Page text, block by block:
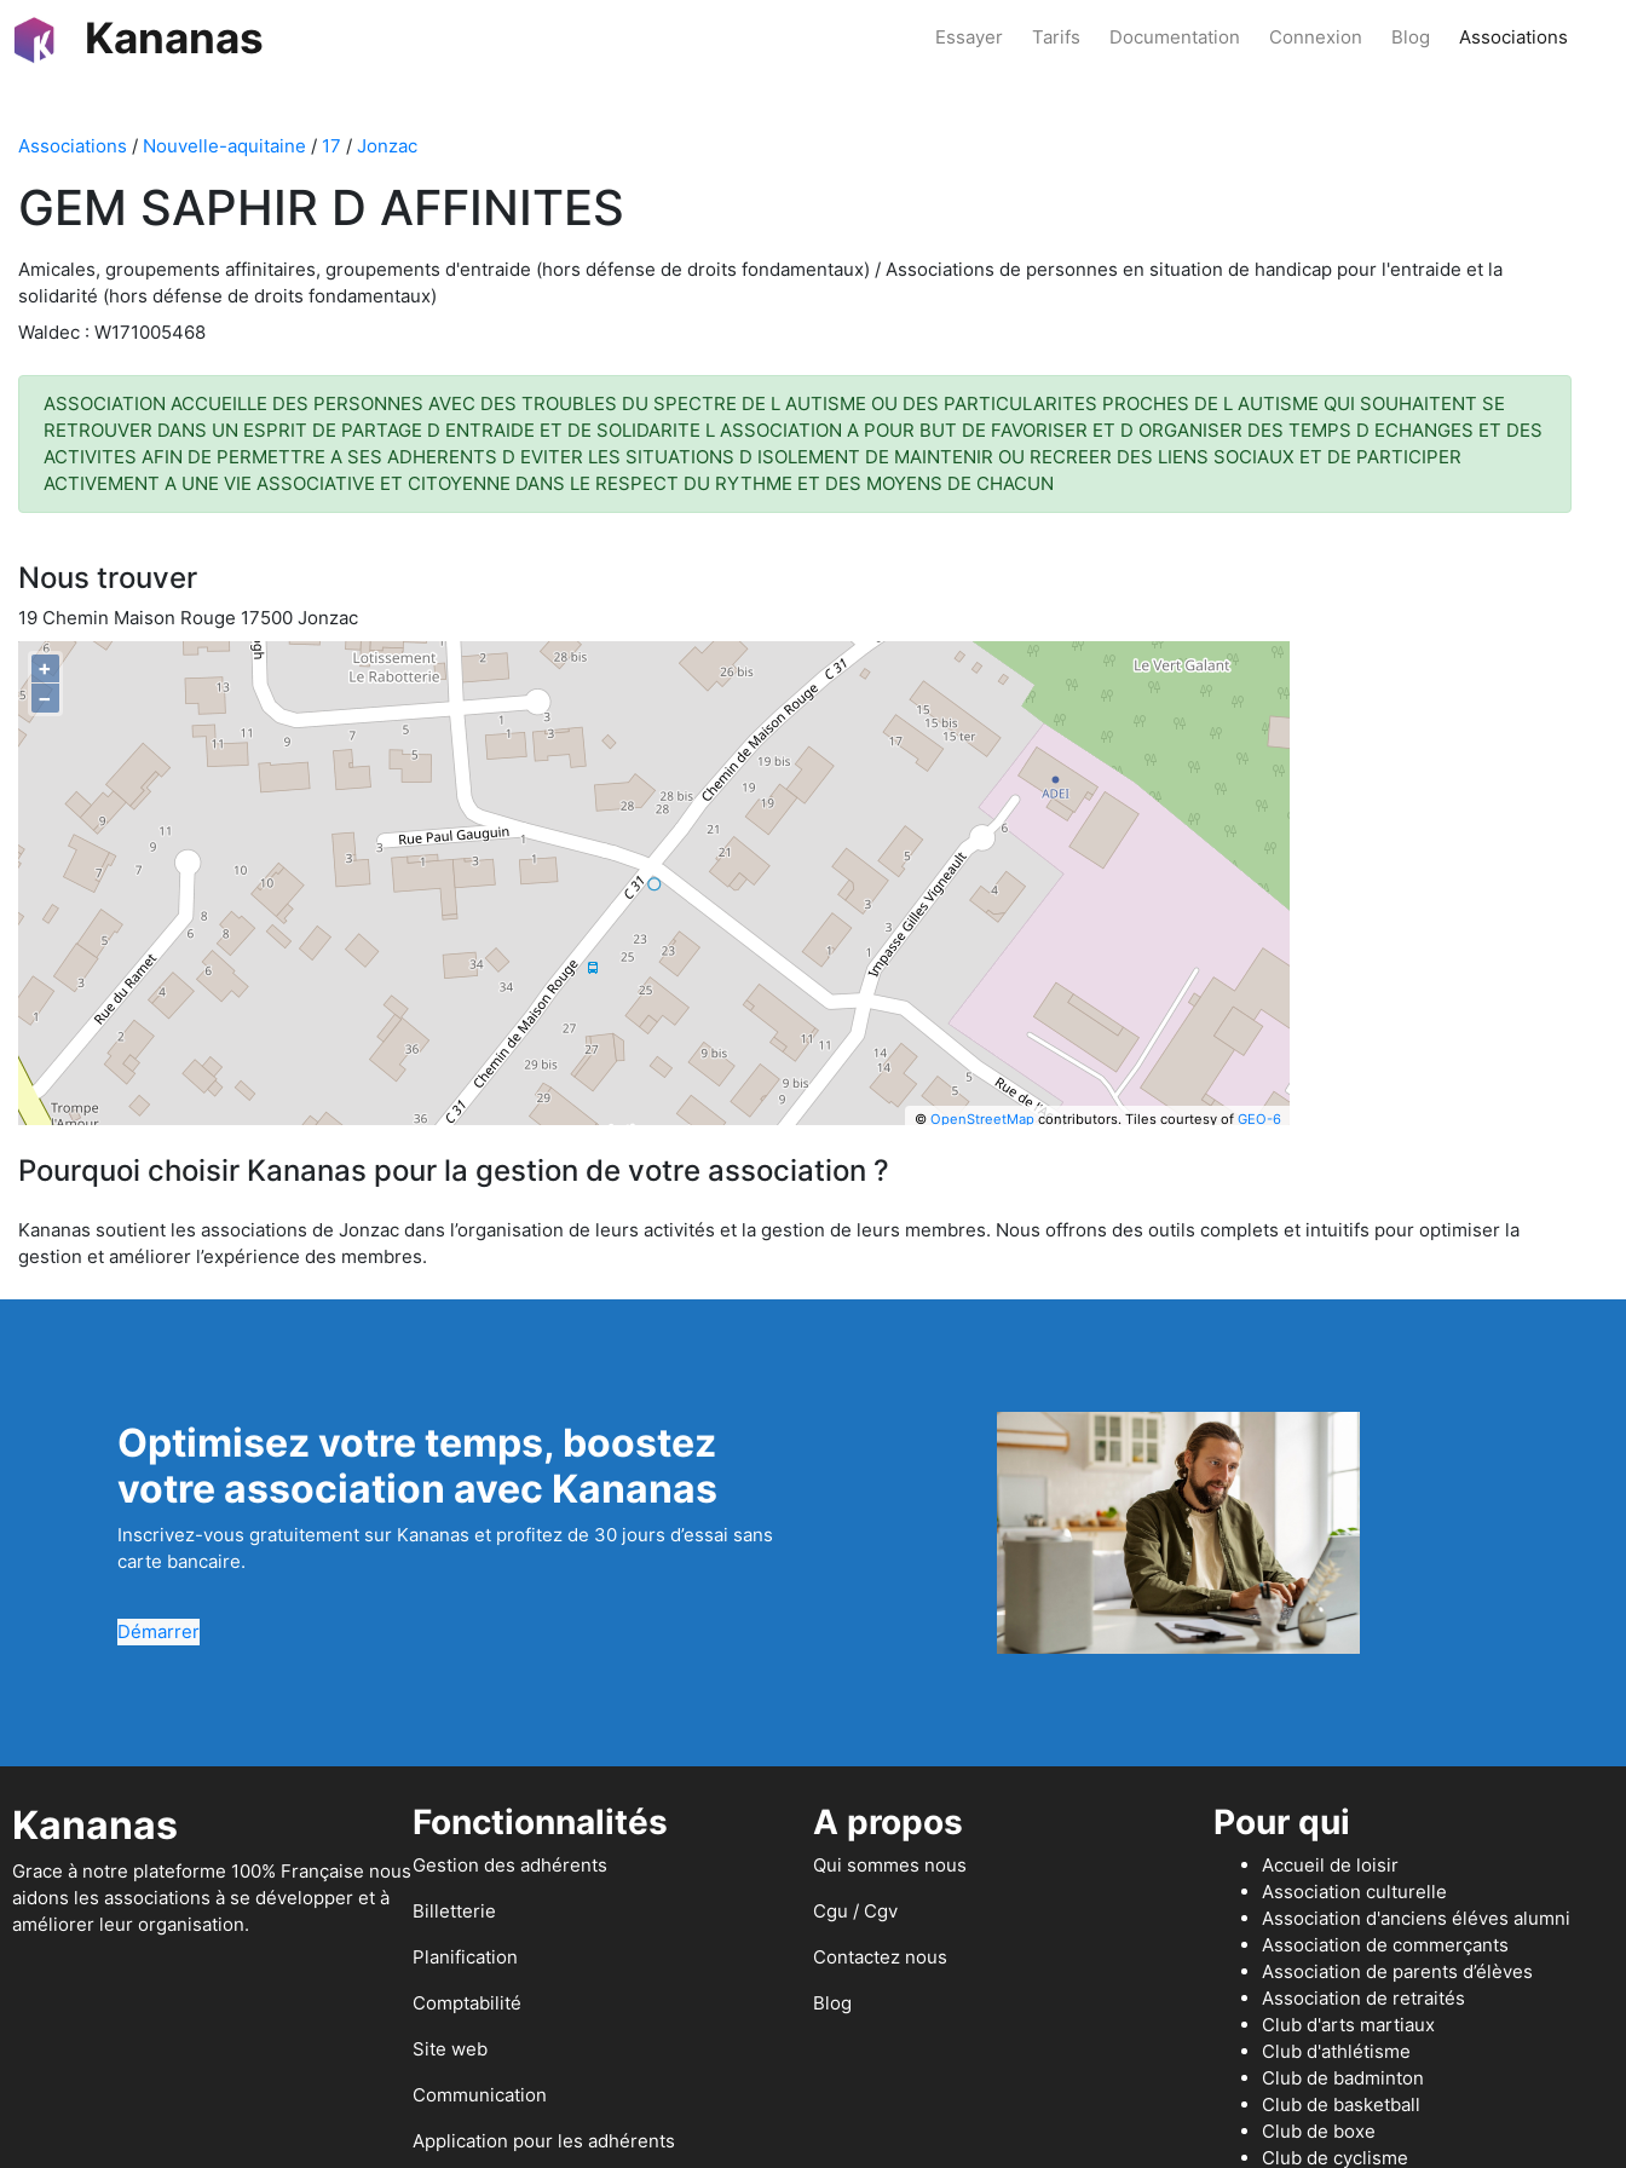
Kananas Essayer Tarifs Documentation Connexion Blog Associations
Associations / Nouvelle-aquitaine / 17 / Jonzac
GEM SAPHIR D AFFINITES
Amicales, groupements affinitaires, groupements d'entraide (hors défense de droits fondamentaux) / Associations de personnes en situation de handicap pour l'entraide et la
solidarité (hors défense de droits fondamentaux)
Waldec : W171005468
ASSOCIATION ACCUEILLE DES PERSONNES AVEC DES TROUBLES DU SPECTRE DE L AUTISME OU DES PARTICULARITES PROCHES DE L AUTISME QUI SOUHAITENT SE
RETROUVER DANS UN ESPRIT DE PARTAGE D ENTRAIDE ET DE SOLIDARITE L ASSOCIATION A POUR BUT DE FAVORISER ET D ORGANISER DES TEMPS D ECHANGES ET DES
ACTIVITES AFIN DE PERMETTRE A SES ADHERENTS D EVITER LES SITUATIONS D ISOLEMENT DE MAINTENIR OU RECREER DES LIENS SOCIAUX ET DE PARTICIPER
ACTIVEMENT A UNE VIE ASSOCIATIVE ET CITOYENNE DANS LE RESPECT DU RYTHME ET DES MOYENS DE CHACUN
Nous trouver
19 Chemin Maison Rouge 17500 Jonzac
+
−
© OpenStreetMapcontributors. Tiles courtesy of GEO-6
Pourquoi choisir Kananas pour la gestion de votre association ?
Kananas soutient les associations de Jonzac dans l’organisation de leurs activités et la gestion de leurs membres. Nous offrons des outils complets et intuitifs pour optimiser la
gestion et améliorer l’expérience des membres.
Optimisez votre temps, boostez
votre association avec Kananas
Inscrivez-vous gratuitement sur Kananas et profitez de 30 jours d’essai sans
carte bancaire.
Démarrer
Kananas
Grace à notre plateforme 100% Française nous
aidons les associations à se développer et à
améliorer leur organisation.
Fonctionnalités
Gestion des adhérents
Billetterie
Planification
Comptabilité
Site web
Communication
Application pour les adhérents
A propos
Qui sommes nous
Cgu / Cgv
Contactez nous
Blog
Pour qui
Accueil de loisir
Association culturelle
Association d'anciens éléves alumni
Association de commerçants
Association de parents d’élèves
Association de retraités
Club d'arts martiaux
Club d'athlétisme
Club de badminton
Club de basketball
Club de boxe
Club de cyclisme